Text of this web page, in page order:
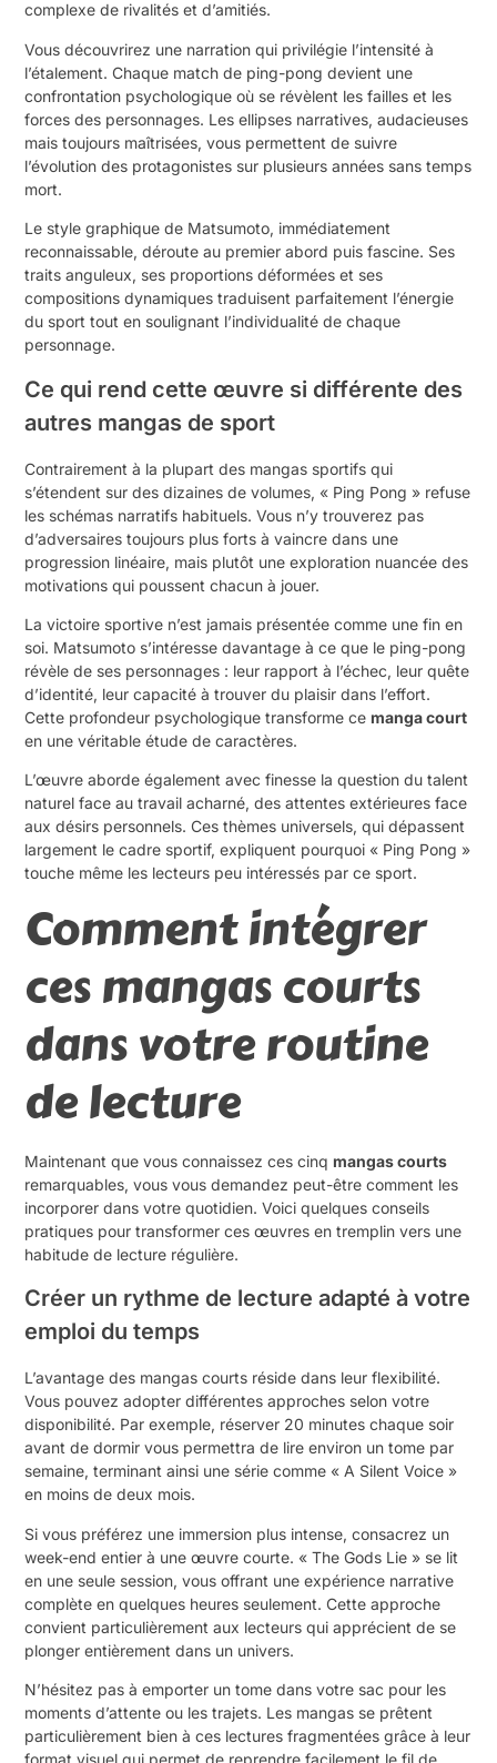
complexe de rivalités et d’amitiés.
Vous découvrirez une narration qui privilégie l’intensité à
l’étalement. Chaque match de ping-pong devient une
confrontation psychologique où se révèlent les failles et les
forces des personnages. Les ellipses narratives, audacieuses
mais toujours maîtrisées, vous permettent de suivre
l’évolution des protagonistes sur plusieurs années sans temps
mort.
Le style graphique de Matsumoto, immédiatement
reconnaissable, déroute au premier abord puis fascine. Ses
traits anguleux, ses proportions déformées et ses
compositions dynamiques traduisent parfaitement l’énergie
du sport tout en soulignant l’individualité de chaque
personnage.
Ce qui rend cette œuvre si différente des
autres mangas de sport
Contrairement à la plupart des mangas sportifs qui
s’étendent sur des dizaines de volumes, « Ping Pong » refuse
les schémas narratifs habituels. Vous n’y trouverez pas
d’adversaires toujours plus forts à vaincre dans une
progression linéaire, mais plutôt une exploration nuancée des
motivations qui poussent chacun à jouer.
La victoire sportive n’est jamais présentée comme une fin en
soi. Matsumoto s’intéresse davantage à ce que le ping-pong
révèle de ses personnages : leur rapport à l’échec, leur quête
d’identité, leur capacité à trouver du plaisir dans l’effort.
Cette profondeur psychologique transforme cemanga court
en une véritable étude de caractères.
L’œuvre aborde également avec finesse la question du talent
naturel face au travail acharné, des attentes extérieures face
aux désirs personnels. Ces thèmes universels, qui dépassent
largement le cadre sportif, expliquent pourquoi « Ping Pong »
touche même les lecteurs peu intéressés par ce sport.
Comment intégrer
ces mangas courts
dans votre routine
de lecture
Maintenant que vous connaissez ces cinqmangas courts
remarquables, vous vous demandez peut-être comment les
incorporer dans votre quotidien. Voici quelques conseils
pratiques pour transformer ces œuvres en tremplin vers une
habitude de lecture régulière.
Créer un rythme de lecture adapté à votre
emploi du temps
L’avantage des mangas courts réside dans leur flexibilité.
Vous pouvez adopter différentes approches selon votre
disponibilité. Par exemple, réserver 20 minutes chaque soir
avant de dormir vous permettra de lire environ un tome par
semaine, terminant ainsi une série comme « A Silent Voice »
en moins de deux mois.
Si vous préférez une immersion plus intense, consacrez un
week-end entier à une œuvre courte. « The Gods Lie » se lit
en une seule session, vous offrant une expérience narrative
complète en quelques heures seulement. Cette approche
convient particulièrement aux lecteurs qui apprécient de se
plonger entièrement dans un univers.
N’hésitez pas à emporter un tome dans votre sac pour les
moments d’attente ou les trajets. Les mangas se prêtent
particulièrement bien à ces lectures fragmentées grâce à leur
format visuel qui permet de reprendre facilement le fil de